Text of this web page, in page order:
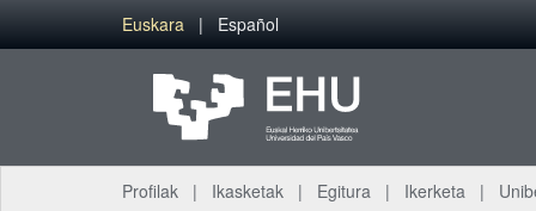
Eduki nagusira joan
Euskara Español
Profilak Ikasketak Egitura Ikerketa